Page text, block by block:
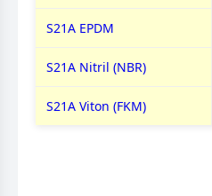
S21A EPDM
S21A Nitril (NBR)
S21A Viton (FKM)